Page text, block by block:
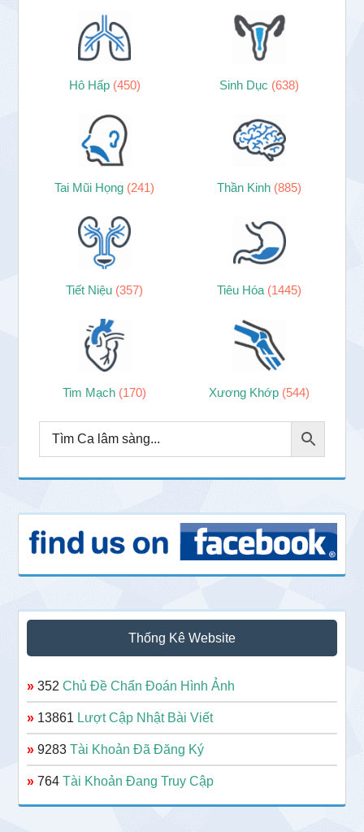
Hô Hấp (450) Sinh Dục (638)
Tai Mũi Họng (241) Thần Kinh (885)
Tiết Niệu (357) Tiêu Hóa (1445)
Tim Mạch (170) Xương Khớp (544)
Thống Kê Website
» 352Chủ Đề Chẩn Đoán Hình Ảnh
» 13861 Lượt Cập Nhật Bài Viết
» 9283Tài Khoản Đã Đăng Ký
» 764Tài Khoản Đang Truy Cập